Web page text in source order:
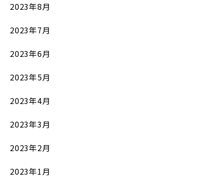
2023年8月
2023年7月
2023年6月
2023年5月
2023年4月
2023年3月
2023年2月
2023年1月